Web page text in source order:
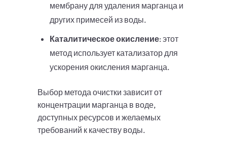
мембрану для удаления марганца и
других примесей из воды.
Каталитическое окисление: этот
метод использует катализатор для
ускорения окисления марганца.
Выбор метода очистки зависит от
концентрации марганца в воде,
доступных ресурсов и желаемых
требований к качеству воды.